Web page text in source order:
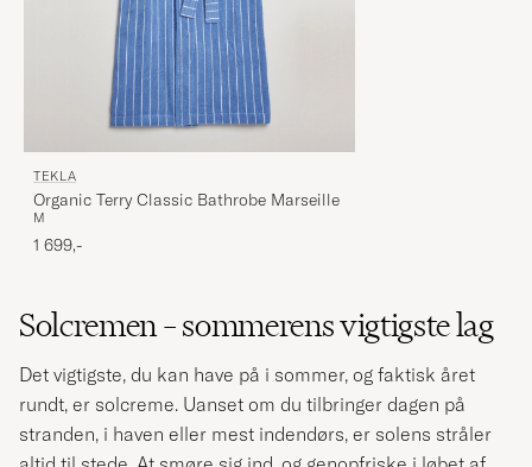
TEKLA
Organic Terry Classic Bathrobe Marseille
M
1 699,-
Solcremen – sommerens vigtigste lag
Det vigtigste, du kan have på i sommer, og faktisk året
rundt, er solcreme. Uanset om du tilbringer dagen på
stranden, i haven eller mest indendørs, er solens stråler